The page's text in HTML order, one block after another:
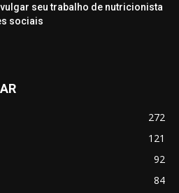
seu trabalho de nutricionista
sociais
272
121
92
84